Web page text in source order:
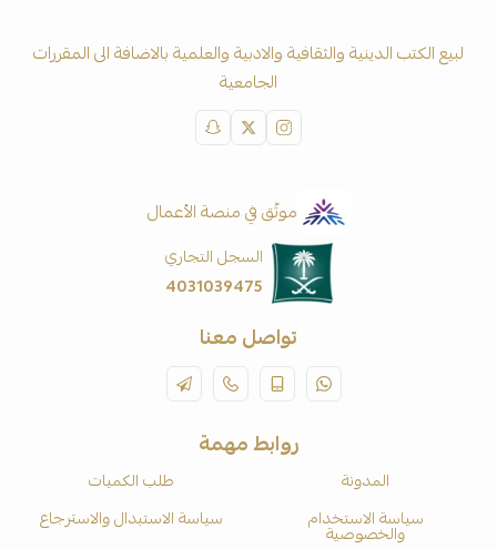
لبيع الكتب الدينية والثقافية والادبية والعلمية بالاضافة الى المقررات
الجامعية
موثّق في منصة الأعمال
السجل التجاري
4031039475
تواصل معنا
روابط مهمة
المدونة
طلب الكميات
سياسة الاستخدام
والخصوصية
سياسة الاستبدال والاسترجاع